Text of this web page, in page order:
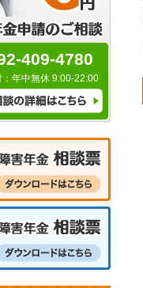
409-4780
：年中無休 9:00-22:00